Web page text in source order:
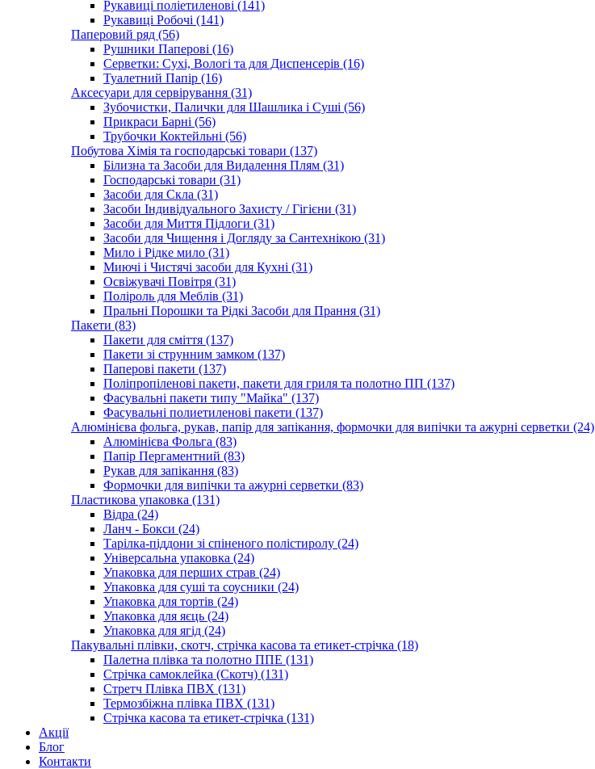
Рукавиці поліетиленові (141)
Рукавиці Робочі (141)
Паперовий ряд (56)
Рушники Паперові (16)
Серветки: Сухі, Вологі та для Диспенсерів (16)
Туалетний Папір (16)
Аксесуари для сервірування (31)
Зубочистки, Палички для Шашлика і Суші (56)
Прикраси Барні (56)
Трубочки Коктейльні (56)
Побутова Хімія та господарські товари (137)
Білизна та Засоби для Видалення Плям (31)
Господарські товари (31)
Засоби для Скла (31)
Засоби Індивідуального Захисту / Гігієни (31)
Засоби для Миття Підлоги (31)
Засоби для Чищення і Догляду за Сантехнікою (31)
Мило і Рідке мило (31)
Миючі і Чистячі засоби для Кухні (31)
Освіжувачі Повітря (31)
Поліроль для Меблів (31)
Пральні Порошки та Рідкі Засоби для Прання (31)
Пакети (83)
Пакети для сміття (137)
Пакети зі струнним замком (137)
Паперові пакети (137)
Поліпропіленові пакети, пакети для гриля та полотно ПП (137)
Фасувальні пакети типу "Майка" (137)
Фасувальні полиетиленові пакети (137)
Алюмінієва фольга, рукав, папір для запікання, формочки для випічки та ажурні серветки (24)
Алюмінієва Фольга (83)
Папір Пергаментний (83)
Рукав для запікання (83)
Формочки для випічки та ажурні серветки (83)
Пластикова упаковка (131)
Відра (24)
Ланч - Бокси (24)
Тарілка-піддони зі спіненого полістиролу (24)
Універсальна упаковка (24)
Упаковка для перших страв (24)
Упаковка для суші та соусники (24)
Упаковка для тортів (24)
Упаковка для яєць (24)
Упаковка для ягід (24)
Пакувальні плівки, скотч, стрічка касова та етикет-стрічка (18)
Палетна плівка та полотно ППЕ (131)
Стрічка самоклейка (Скотч) (131)
Стретч Плівка ПВХ (131)
Термозбіжна плівка ПВХ (131)
Стрічка касова та етикет-стрічка (131)
Акції
Блог
Контакти